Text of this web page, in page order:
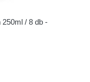
/ 8 db -